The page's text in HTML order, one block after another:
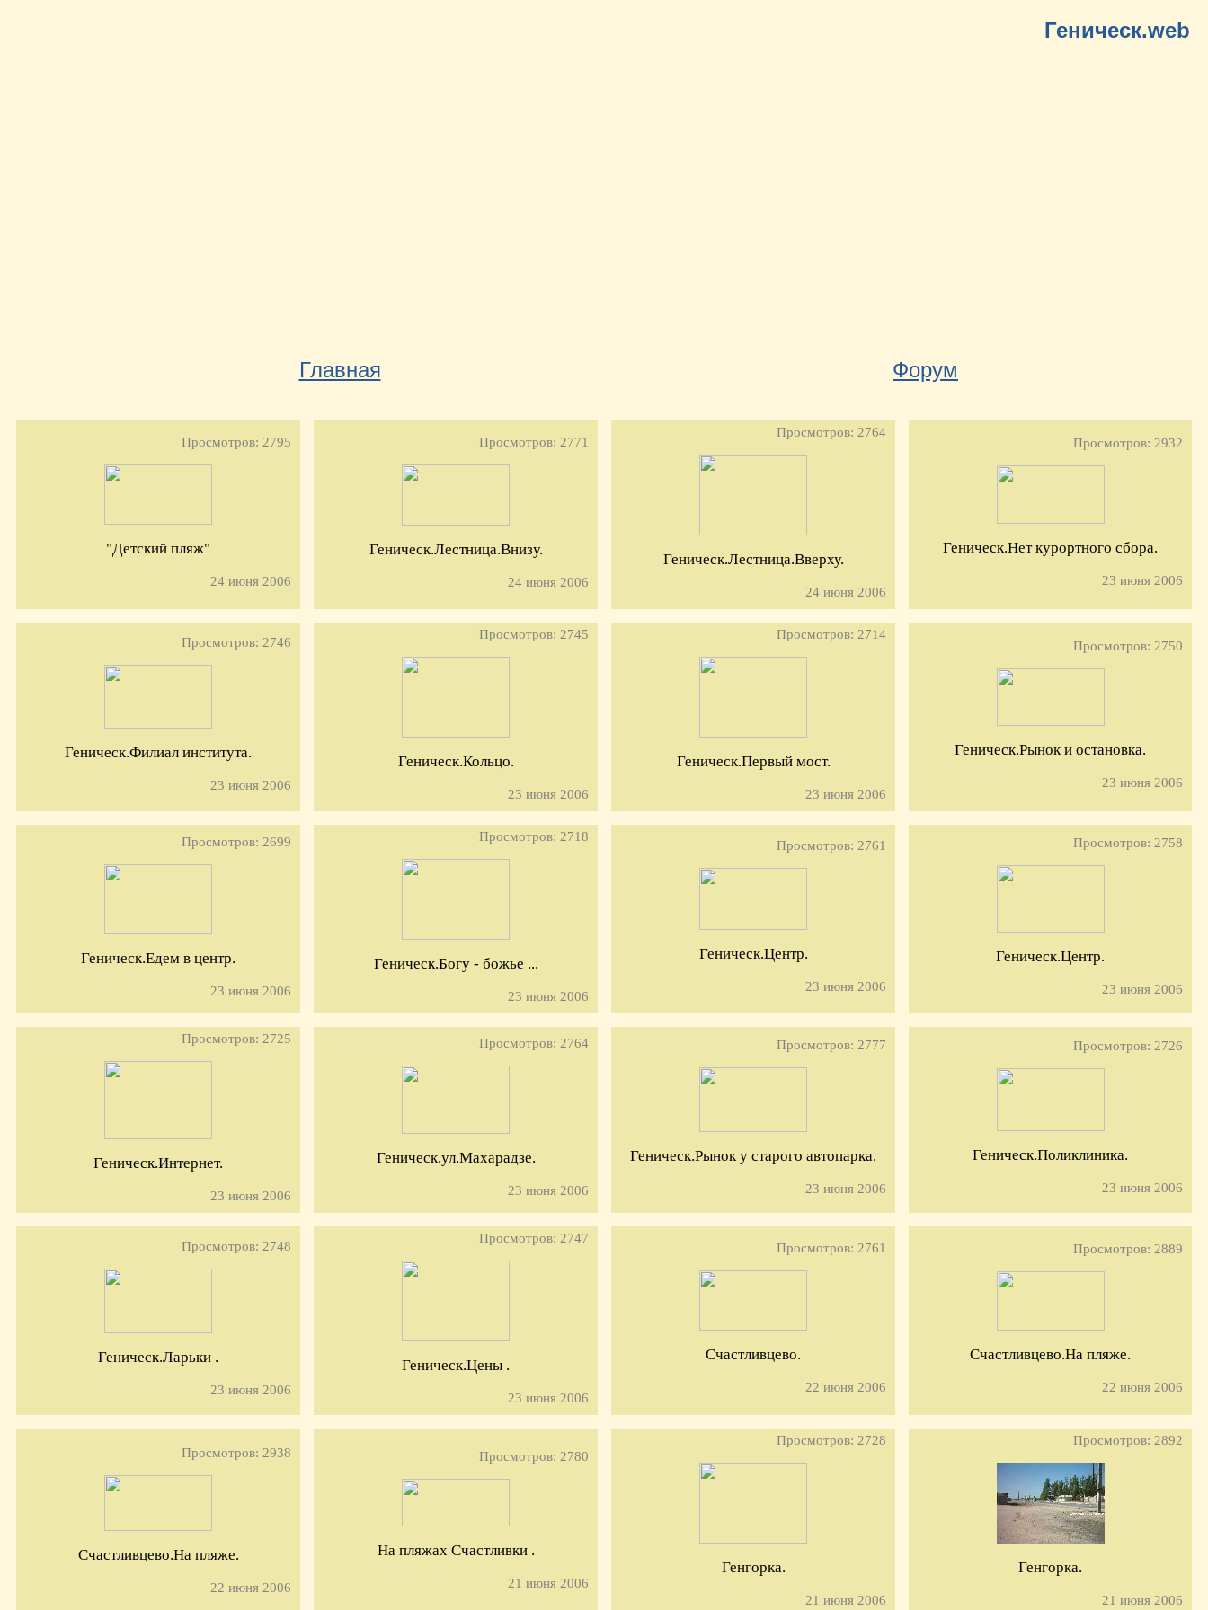
Геническ.web
Главная Форум
Просмотров: 2795
"Детский пляж"
24 июня 2006
Просмотров: 2771
Геническ.Лестница.Внизу.
24 июня 2006
Просмотров: 2764
Геническ.Лестница.Вверху.
24 июня 2006
Просмотров: 2932
Геническ.Нет курортного сбора.
23 июня 2006
Просмотров: 2746
Геническ.Филиал института.
23 июня 2006
Просмотров: 2745
Геническ.Кольцо.
23 июня 2006
Просмотров: 2714
Геническ.Первый мост.
23 июня 2006
Просмотров: 2750
Геническ.Рынок и остановка.
23 июня 2006
Просмотров: 2699
Геническ.Едем в центр.
23 июня 2006
Просмотров: 2718
Геническ.Богу - божье ...
23 июня 2006
Просмотров: 2761
Геническ.Центр.
23 июня 2006
Просмотров: 2758
Геническ.Центр.
23 июня 2006
Просмотров: 2725
Геническ.Интернет.
23 июня 2006
Просмотров: 2764
Геническ.ул.Махарадзе.
23 июня 2006
Просмотров: 2777
Геническ.Рынок у старого автопарка.
23 июня 2006
Просмотров: 2726
Геническ.Поликлиника.
23 июня 2006
Просмотров: 2748
Геническ.Ларьки .
23 июня 2006
Просмотров: 2747
Геническ.Цены .
23 июня 2006
Просмотров: 2761
Счастливцево.
22 июня 2006
Просмотров: 2889
Счастливцево.На пляже.
22 июня 2006
Просмотров: 2938
Счастливцево.На пляже.
22 июня 2006
Просмотров: 2780
На пляжах Счастливки .
21 июня 2006
Просмотров: 2728
Генгорка.
21 июня 2006
Просмотров: 2892
Генгорка.
21 июня 2006